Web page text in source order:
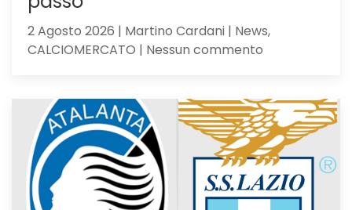
2 Agosto 2026 | Martino Cardani | News,
CALCIOMERCATO | Nessun commento
El
Bilal
resta
in
uscita:
Parma